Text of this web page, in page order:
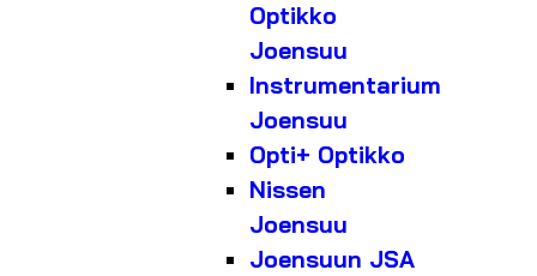
Optikko
Joensuu
Instrumentarium
Joensuu
Opti+ Optikko
Nissen
Joensuu
Joensuun JSA